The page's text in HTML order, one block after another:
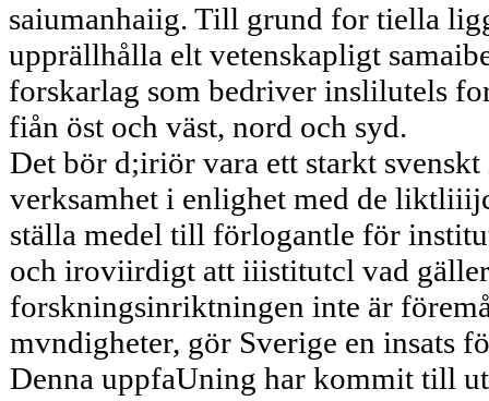
saiumanhaiig. Till grund for tiella
upprällhålla elt vetenskapligt
forskarlag som bedriver inslilutels
fiån öst och väst, nord och syd.
Det bör d;iriör vara ett starkt
verksamhet i enlighet med de
ställa medel till förlogantle för
och iroviirdigt att iiistitutcl vad
forskningsinriktningen inte är
mvndigheter, gör Sverige en insats
Denna uppfaUning har kommit till